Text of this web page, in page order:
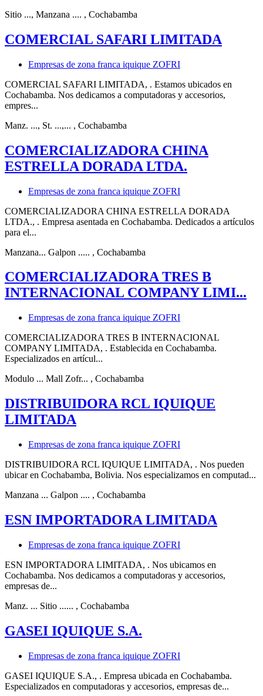
Sitio ..., Manzana .... , Cochabamba
COMERCIAL SAFARI LIMITADA
Empresas de zona franca iquique ZOFRI
COMERCIAL SAFARI LIMITADA, . Estamos ubicados en
Cochabamba. Nos dedicamos a computadoras y accesorios,
empres...
Manz. ..., St. ...,... , Cochabamba
COMERCIALIZADORA CHINA
ESTRELLA DORADA LTDA.
Empresas de zona franca iquique ZOFRI
COMERCIALIZADORA CHINA ESTRELLA DORADA
LTDA., . Empresa asentada en Cochabamba. Dedicados a artículos
para el...
Manzana... Galpon ..... , Cochabamba
COMERCIALIZADORA TRES B
INTERNACIONAL COMPANY LIMI...
Empresas de zona franca iquique ZOFRI
COMERCIALIZADORA TRES B INTERNACIONAL
COMPANY LIMITADA, . Establecida en Cochabamba.
Especializados en artícul...
Modulo ... Mall Zofr... , Cochabamba
DISTRIBUIDORA RCL IQUIQUE
LIMITADA
Empresas de zona franca iquique ZOFRI
DISTRIBUIDORA RCL IQUIQUE LIMITADA, . Nos pueden
ubicar en Cochabamba, Bolivia. Nos especializamos en computad...
Manzana ... Galpon .... , Cochabamba
ESN IMPORTADORA LIMITADA
Empresas de zona franca iquique ZOFRI
ESN IMPORTADORA LIMITADA, . Nos ubicamos en
Cochabamba. Nos dedicamos a computadoras y accesorios,
empresas de...
Manz. ... Sitio ...... , Cochabamba
GASEI IQUIQUE S.A.
Empresas de zona franca iquique ZOFRI
GASEI IQUIQUE S.A., . Empresa ubicada en Cochabamba.
Especializados en computadoras y accesorios, empresas de...